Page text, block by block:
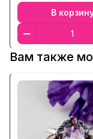
В
Вам также